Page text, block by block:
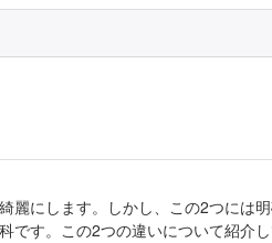
麗にします。しかし、この2つには
す。この2つの違いについて紹介し